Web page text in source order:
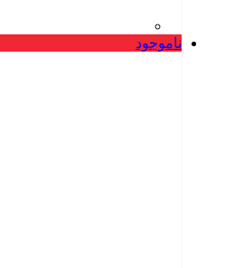
ناموجود